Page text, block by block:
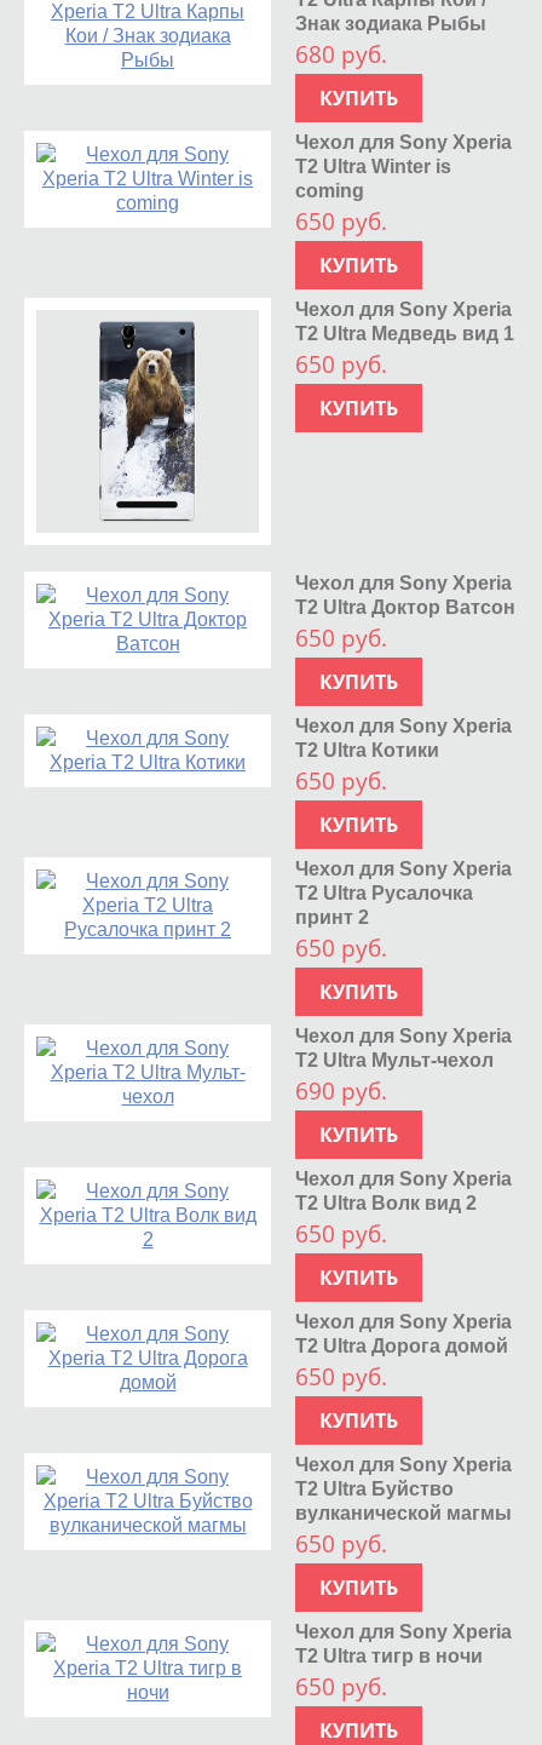
Знак зодиака Рыбы
680 руб.
КУПИТЬ
Чехол для Sony Xperia
T2 Ultra Winter is
coming
650 руб.
КУПИТЬ
Чехол для Sony Xperia
T2 Ultra Медведь вид 1
650 руб.
КУПИТЬ
Чехол для Sony Xperia
T2 Ultra Доктор Ватсон
650 руб.
КУПИТЬ
Чехол для Sony Xperia
T2 Ultra Котики
650 руб.
КУПИТЬ
Чехол для Sony Xperia
T2 Ultra Русалочка
принт 2
650 руб.
КУПИТЬ
Чехол для Sony Xperia
T2 Ultra Мульт-чехол
690 руб.
КУПИТЬ
Чехол для Sony Xperia
T2 Ultra Волк вид 2
650 руб.
КУПИТЬ
Чехол для Sony Xperia
T2 Ultra Дорога домой
650 руб.
КУПИТЬ
Чехол для Sony Xperia
T2 Ultra Буйство
вулканической магмы
650 руб.
КУПИТЬ
Чехол для Sony Xperia
T2 Ultra тигр в ночи
650 руб.
КУПИТЬ